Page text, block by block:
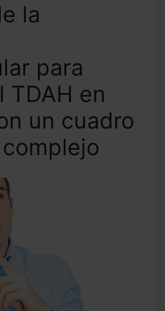
la
para
en
un cuadro